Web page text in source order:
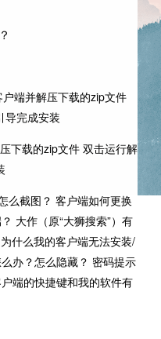
端并解压下载的zip文件
导完成安装
下载的zip文件 双击运行解
么截图？ 客户端如何更换
大作（原“大狮搜索”）有
什么我的客户端无法安装/
办？怎么隐藏？ 密码提示
端的快捷键和我的软件有